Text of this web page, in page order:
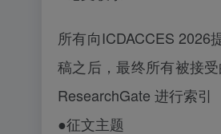
所有向ICDACCES 2026
稿之后，最终所有被接
ResearchGate 进行索引
●征文主题